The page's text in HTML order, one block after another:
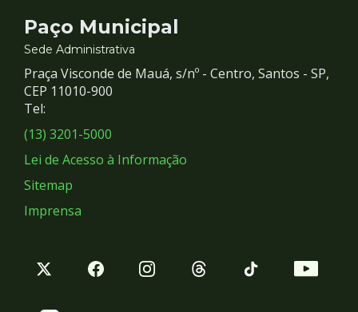
Contato
e
Redes
Sociais
Paço Municipal
Sede Administrativa
Praça Visconde de Mauá, s/nº - Centro, Santos - SP,
CEP 11010-900
Tel:
(13) 3201-5000
Lei de Acesso à Informação
Sitemap
Imprensa